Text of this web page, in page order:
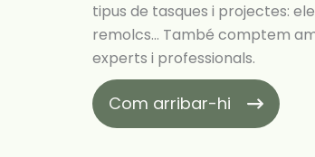
tipus de tasques i projectes:
remolcs… També comptem
experts i professionals.
Com arribar-hi